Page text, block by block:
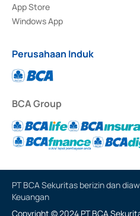
App Store
Windows App
Perusahaan Induk
BCA Group
PT BCA Sekuritas berizin dan
Keuangan
Copyright © 2024 PT BCA